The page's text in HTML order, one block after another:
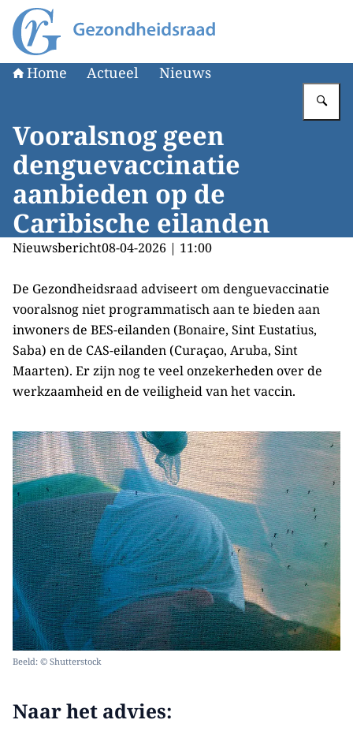
Naar de homepage van Gezondheidsraad
Home Actueel Nieuws
Vooralsnog geen
denguevaccinatie
aanbieden op de
Caribische eilanden
Nieuwsbericht08-04-2026 | 11:00
De Gezondheidsraad adviseert om denguevaccinatie
vooralsnog niet programmatisch aan te bieden aan
inwoners de BES-eilanden (Bonaire, Sint Eustatius,
Saba) en de CAS-eilanden (Curaçao, Aruba, Sint
Maarten). Er zijn nog te veel onzekerheden over de
werkzaamheid en de veiligheid van het vaccin.
Beeld: © Shutterstock
Naar het advies: